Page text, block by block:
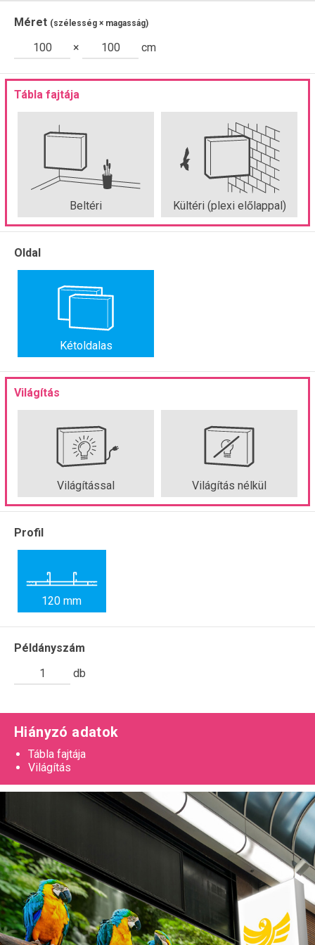
Méret (szélesség × magasság)
× cm
Tábla fajtája
Beltéri Kültéri (plexi előlappal)
Oldal
Kétoldalas
Világítás
Világítással Világítás nélkül
Profil
120 mm
Példányszám
db
Hiányzó adatok
Tábla fajtája
Világítás